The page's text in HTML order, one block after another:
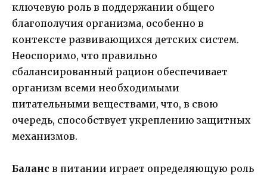
ключевую роль в поддержании общего
благополучия организма, особенно в
контексте развивающихся детских систем.
Неоспоримо, что правильно
сбалансированный рацион обеспечивает
организм всеми необходимыми
питательными веществами, что, в свою
очередь, способствует укреплению защитных
механизмов.
Баланс в питании играет определяющую роль